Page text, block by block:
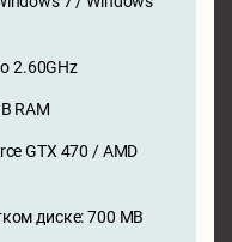
2.60GHz
RAM
GTX 470 / AMD
диске: 700 MB